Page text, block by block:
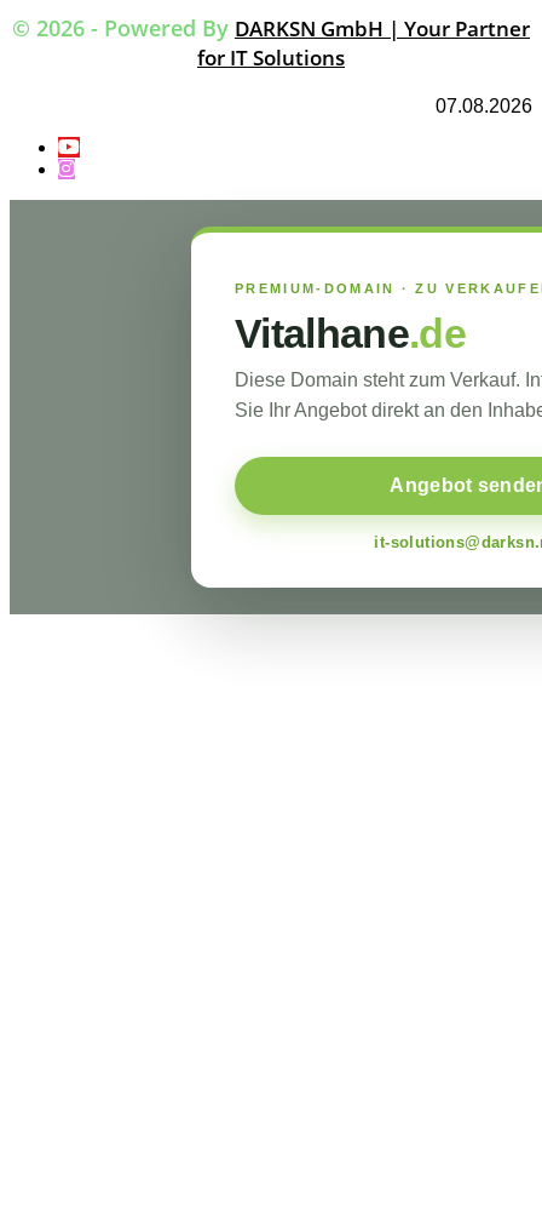
© 2026 - Powered By DARKSN GmbH | Your Partner
for IT Solutions
07.08.2026
PREMIUM-DOMAIN · ZU
Vitalhane.de
Diese Domain steht zum Verkauf.
Sie Ihr Angebot direkt an den
Angebot
it-